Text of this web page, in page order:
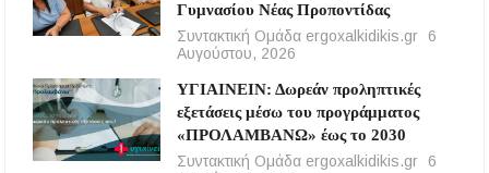
Γυμνασίου Νέας Προποντίδας
Συντακτική Ομάδα ergoxalkidikis.gr
6
Αυγούστου, 2026
ΥΓΙΑΙΝΕΙΝ: Δωρεάν προληπτικές
εξετάσεις μέσω του προγράμματος
«ΠΡΟΛΑΜΒΑΝΩ» έως το 2030
Συντακτική Ομάδα ergoxalkidikis.gr
6